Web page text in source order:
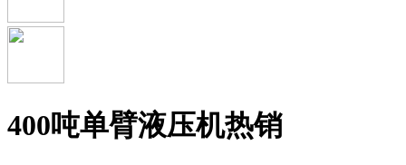
400吨单臂液压机热销